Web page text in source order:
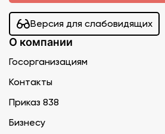
Версия для слабовидящих
О компании
Госорганизациям
Контакты
Приказ 838
Бизнесу